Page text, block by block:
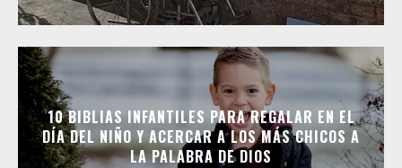
10 BIBLIAS INFANTILES PARA REGALAR EN EL
DÍA DEL NIÑO Y ACERCAR A LOS MÁS CHICOS A
LA PALABRA DE DIOS